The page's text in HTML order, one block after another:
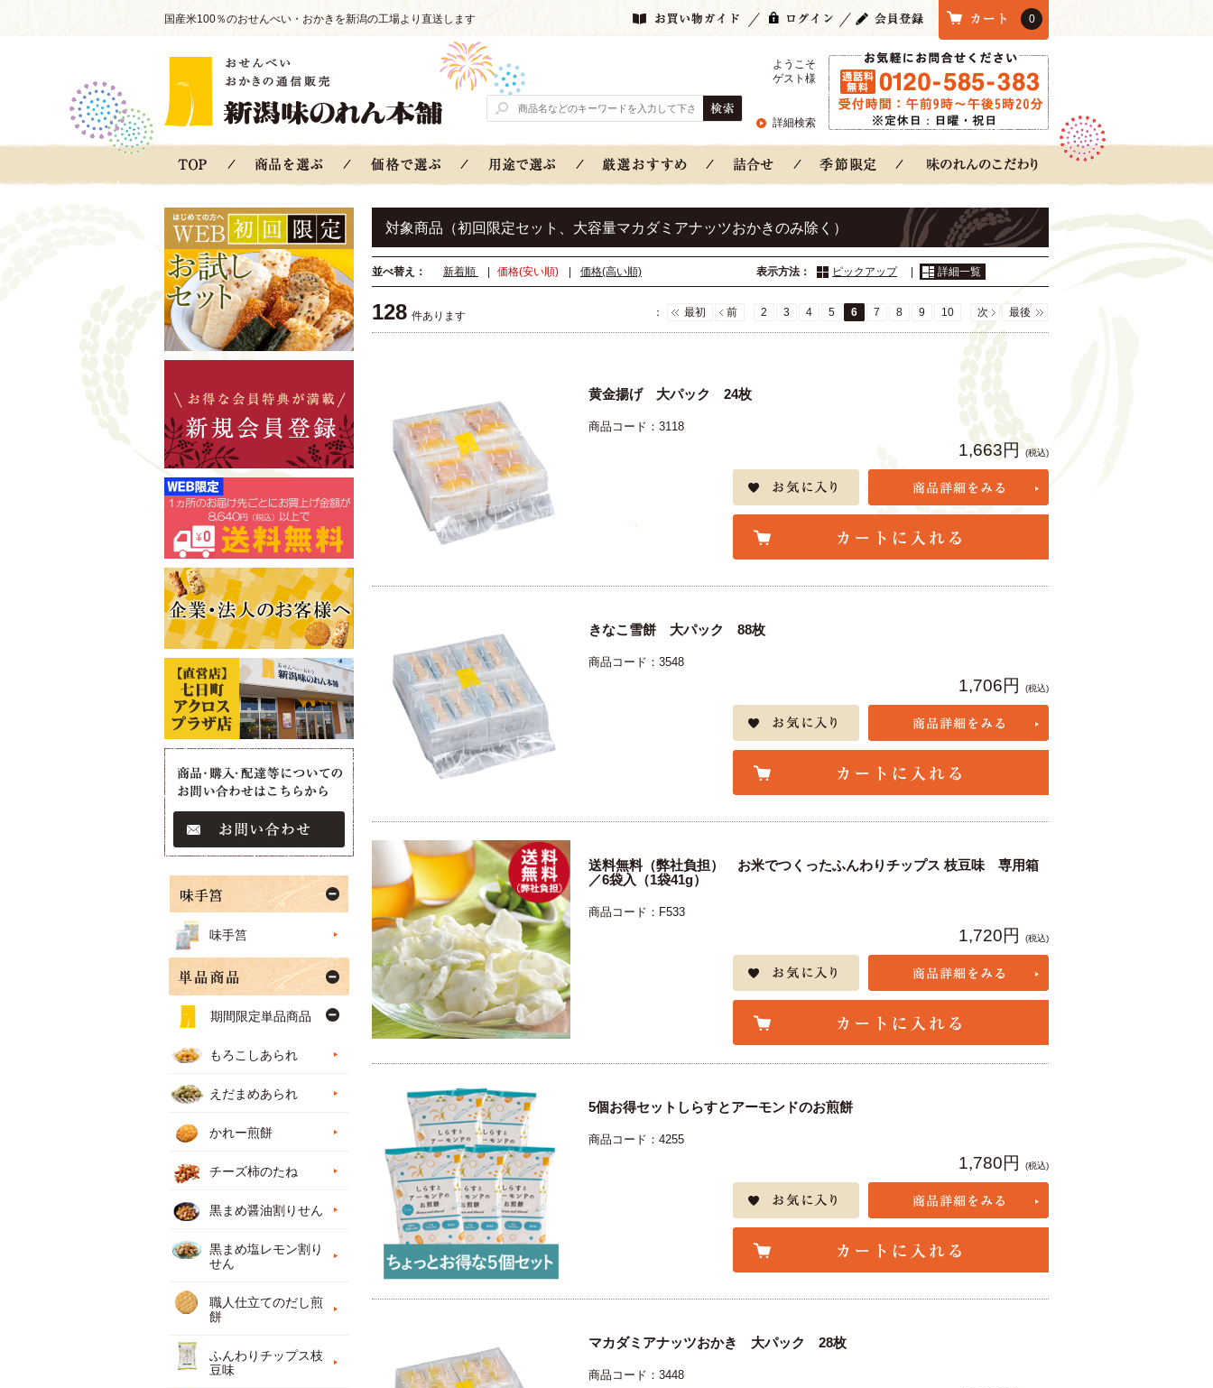
国産米100％のおせんべい・おかきを新潟の工場より直送します 0
ようこそ
ゲスト様
詳細検索
対象商品（初回限定セット、大容量マカダミアナッツおかきのみ除く）
表示方法： ピックアップ 詳細一覧
並べ替え： 新着順 価格(安い順) 価格(高い順)
128 件あります ： 最初 前 2 3 4 5 6 7 8 9 10 次 最後
黄金揚げ 大パック 24枚
商品コード：3118
1,663円 (税込)
きなこ雪餅 大パック 88枚
商品コード：3548
1,706円 (税込)
送料無料（弊社負担） お米でつくったふんわりチップス 枝豆味 専用箱
／6袋入（1袋41g）
商品コード：F533
1,720円 (税込)
5個お得セットしらすとアーモンドのお煎餅
商品コード：4255
1,780円 (税込)
マカダミアナッツおかき 大パック 28枚
商品コード：3448
味手筥
期間限定単品商品
もろこしあられ
えだまめあられ
かれー煎餅
チーズ柿のたね
黒まめ醤油割りせん
黒まめ塩レモン割り
せん
職人仕立てのだし煎
餅
ふんわりチップス枝
豆味